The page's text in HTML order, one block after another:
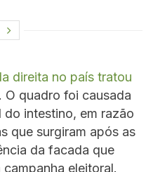
direita no país tratou
. O quadro foi causada
intestino, em razão
que surgiram após as
da facada que
eleitoral.